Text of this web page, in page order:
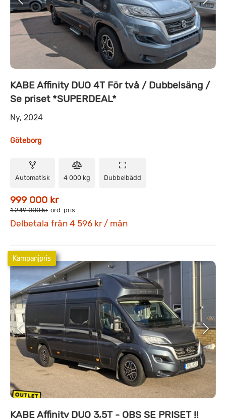
KABE Affinity DUO 4T För två / Dubbelsäng /
Se priset *SUPERDEAL*
Ny, 2024
Göteborg
Automatisk 4 000 kg Dubbelbädd
999 000 kr
1 249 000 kr ord. pris
Delbetala från 4 596 kr / mån
Kampanjpris
KABE Affinity DUO 3,5T - OBS SE PRISET !!